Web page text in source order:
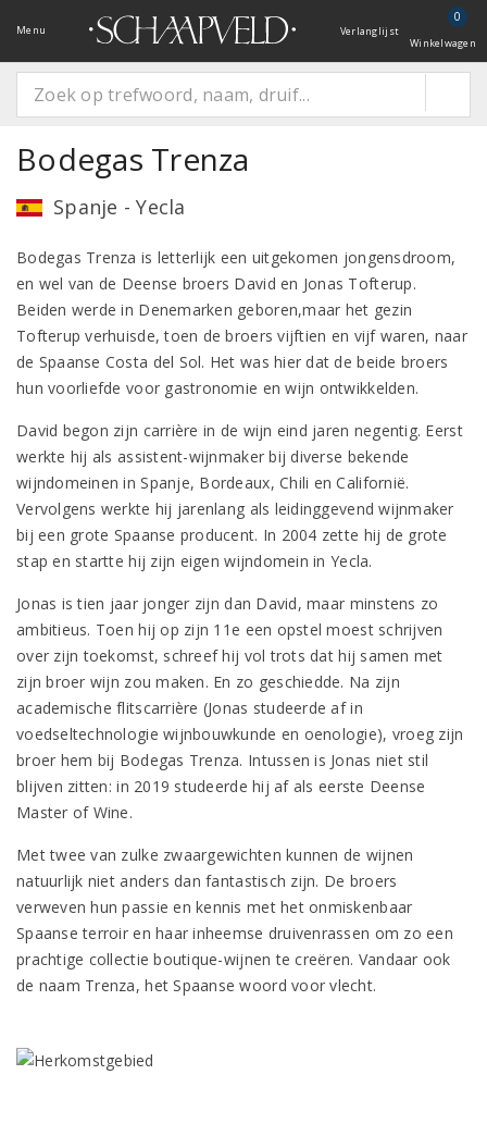
Menu Verlanglijst
0
Winkelwagen
Bodegas Trenza
Spanje - Yecla
Bodegas Trenza is letterlijk een uitgekomen jongensdroom,
en wel van de Deense broers David en Jonas Tofterup.
Beiden werde in Denemarken geboren,maar het gezin
Tofterup verhuisde, toen de broers vijftien en vijf waren, naar
de Spaanse Costa del Sol. Het was hier dat de beide broers
hun voorliefde voor gastronomie en wijn ontwikkelden.
David begon zijn carrière in de wijn eind jaren negentig. Eerst
werkte hij als assistent-wijnmaker bij diverse bekende
wijndomeinen in Spanje, Bordeaux, Chili en Californië.
Vervolgens werkte hij jarenlang als leidinggevend wijnmaker
bij een grote Spaanse producent. In 2004 zette hij de grote
stap en startte hij zijn eigen wijndomein in Yecla.
Jonas is tien jaar jonger zijn dan David, maar minstens zo
ambitieus. Toen hij op zijn 11e een opstel moest schrijven
over zijn toekomst, schreef hij vol trots dat hij samen met
zijn broer wijn zou maken. En zo geschiedde. Na zijn
academische flitscarrière (Jonas studeerde af in
voedseltechnologie wijnbouwkunde en oenologie), vroeg zijn
broer hem bij Bodegas Trenza. Intussen is Jonas niet stil
blijven zitten: in 2019 studeerde hij af als eerste Deense
Master of Wine.
Met twee van zulke zwaargewichten kunnen de wijnen
natuurlijk niet anders dan fantastisch zijn. De broers
verweven hun passie en kennis met het onmiskenbaar
Spaanse terroir en haar inheemse druivenrassen om zo een
prachtige collectie boutique-wijnen te creëren. Vandaar ook
de naam Trenza, het Spaanse woord voor vlecht.